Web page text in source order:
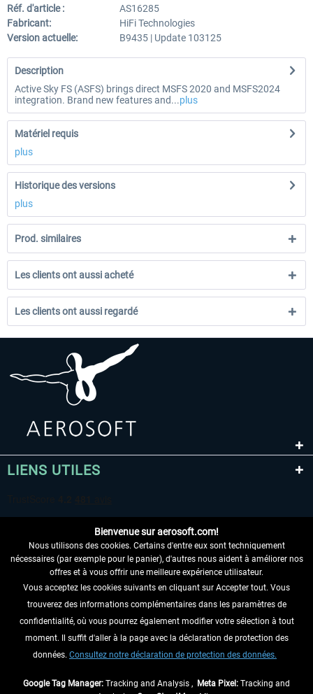
Réf. d'article :
AS16285
Fabricant:
HiFi Technologies
Version actuelle:
B9435 | Update 103125
Description
Active Sky FS (ASFS) brings direct MSFS 2020 and MSFS2024
integration. Brand new features and...plus
Matériel requis
plus
Historique des versions
plus
Prod. similaires
Les clients ont aussi acheté
Les clients ont aussi regardé
LIENS UTILES
RENONCER AU CONTRAT ICI
INFORMATIONS
NE MANQUEZ PAS LES DERNIÈRES
Bienvenue sur aerosoft.com!
Nous utilisons des cookies. Certains d'entre eux sont techniquement
nécessaires (par exemple pour le panier), d'autres nous aident à améliorer nos
offres et à vous offrir une meilleure expérience utilisateur.
Vous acceptez les cookies suivants en cliquant sur Accepter tout. Vous
trouverez des informations complémentaires dans les paramètres de
confidentialité, où vous pourrez également modifier votre sélection à tout
moment. Il suffit d'aller à la page avec la déclaration de protection des
données. Consultez notre déclaration de protection des données.
Google Tag Manager: Tracking and Analysis , Meta Pixel: Tracking and